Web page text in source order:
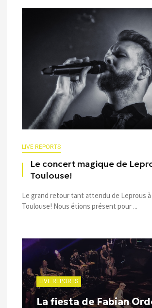
LIVE REPORTS
Le concert magique de
Toulouse!
Le grand retour tant attendu de Leprous à
Toulouse! Nous étions présent pour ...
LIVE REPORTS
La fiesta de Fabian